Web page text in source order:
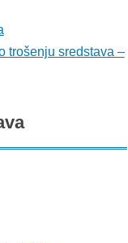
trošenju sredstava –